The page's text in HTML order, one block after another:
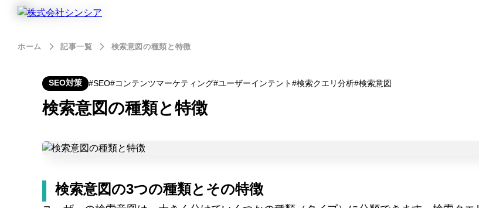
ホーム 記事一覧 検索意図の種類と特徴
SEO対策 SEO コンテンツマーケティング ユーザーインテント 検索クエリ分析 検索意図
検索意図の種類と特徴
検索意図の3つの種類とその特徴